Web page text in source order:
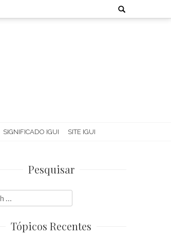
Search
for:
SIGNIFICADO IGUI SITE IGUI
Pesquisar
Tópicos Recentes